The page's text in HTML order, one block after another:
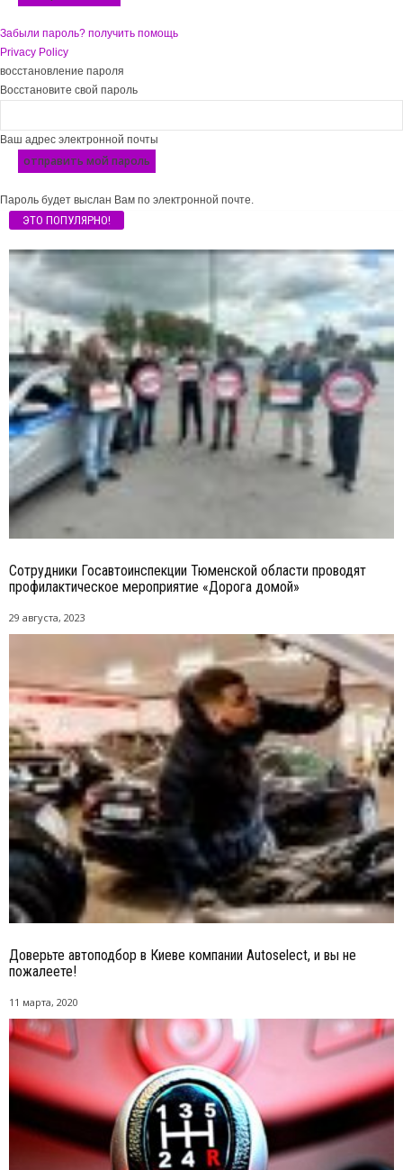
Забыли пароль? получить помощь
Privacy Policy
восстановление пароля
Восстановите свой пароль
Ваш адрес электронной почты
Пароль будет выслан Вам по электронной почте.
ЭТО ПОПУЛЯРНО!
Сотрудники Госавтоинспекции Тюменской области проводят
профилактическое мероприятие «Дорога домой»
29 августа, 2023
Доверьте автоподбор в Киеве компании Autoselect, и вы не
пожалеете!
11 марта, 2020